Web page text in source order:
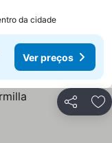
da cidade
Ver preços
Partilhar